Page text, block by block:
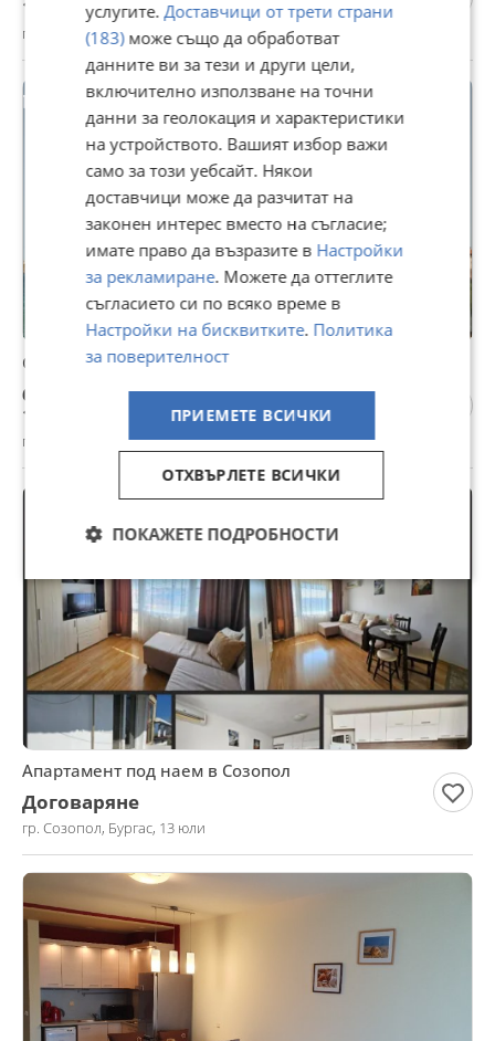
117,35 лв
гр. Созопол, Бургас, 27 юли
Стая за двама в Созопол, първа линия
60 €
117,35 лв
гр. Созопол, Бургас, 18 юли
Апартамент под наем в Созопол
Договаряне
гр. Созопол, Бургас, 13 юли
услугите. Доставчици от трети страни
(183)може също да обработват
данните ви за тези и други цели,
включително използване на точни
данни за геолокация и характеристики
на устройството. Вашият избор важи
само за този уебсайт. Някои
доставчици може да разчитат на
законен интерес вместо на съгласие;
имате право да възразите в Настройки
за рекламиране. Можете да оттеглите
съгласието си по всяко време в
Настройки на бисквитките. Политика
за поверителност
ПРИЕМЕТЕ ВСИЧКИ
ОТХВЪРЛЕТЕ ВСИЧКИ
ПОКАЖЕТЕ ПОДРОБНОСТИ